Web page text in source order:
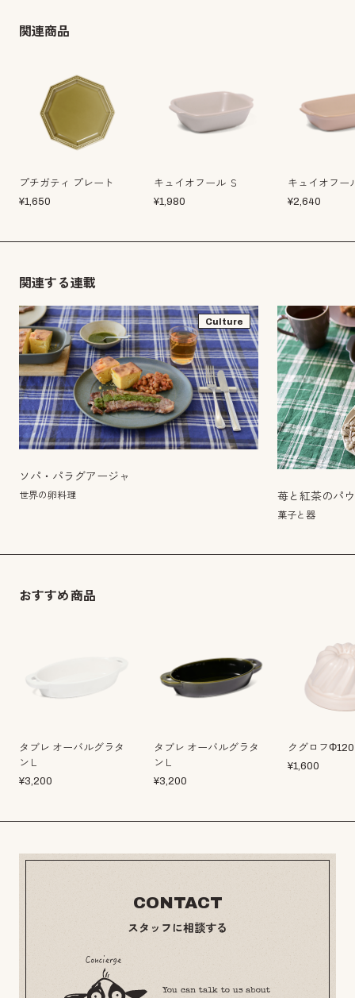
関連商品
プチガティ プレート
¥1,650
キュイオフール Ｓ
¥1,980
キュイオフー
¥2,640
関連する連載
Culture
ソパ・パラグアージャ
世界の卵料理 苺と紅茶のパ
菓子と器
おすすめ商品
タブレ オーバルグラタ
ンＬ
¥3,200
タブレ オーバルグラタ
ンＬ
¥3,200
クグロフΦ120
¥1,600
CONTACT
スタッフに相談する
You can talk to us about